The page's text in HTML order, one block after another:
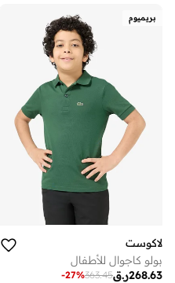
بريميوم
لاكوست
بولو كاجوال للأطفال
ر.ق268.63
363.45
-27%